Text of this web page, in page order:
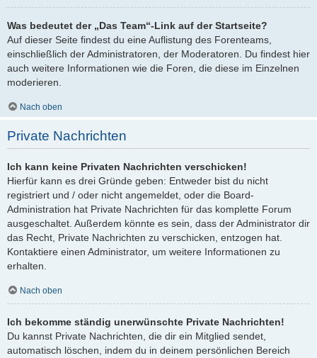
Was bedeutet der „Das Team“-Link auf der Startseite?
Auf dieser Seite findest du eine Auflistung des Forenteams,
einschließlich der Administratoren, der Moderatoren. Du findest hier
auch weitere Informationen wie die Foren, die diese im Einzelnen
moderieren.
Nach oben
Private Nachrichten
Ich kann keine Privaten Nachrichten verschicken!
Hierfür kann es drei Gründe geben: Entweder bist du nicht
registriert und / oder nicht angemeldet, oder die Board-
Administration hat Private Nachrichten für das komplette Forum
ausgeschaltet. Außerdem könnte es sein, dass der Administrator dir
das Recht, Private Nachrichten zu verschicken, entzogen hat.
Kontaktiere einen Administrator, um weitere Informationen zu
erhalten.
Nach oben
Ich bekomme ständig unerwünschte Private Nachrichten!
Du kannst Private Nachrichten, die dir ein Mitglied sendet,
automatisch löschen, indem du in deinem persönlichen Bereich